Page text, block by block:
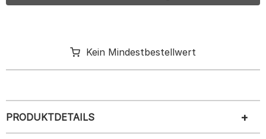
Kein Mindestbestellwert
PRODUKTDETAILS